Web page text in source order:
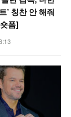
’ 칭찬 안 해줘
폼]